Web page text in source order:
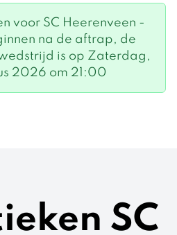
voor SC Heerenveen -
na de aftrap, de
is op Zaterdag,
2026 om 21:00
SC